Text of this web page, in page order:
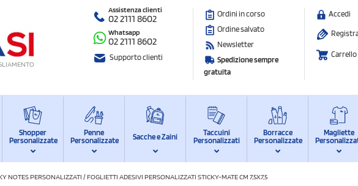
Assistenza clienti
02 2111 8602
Whatsapp
02 2111 8602
Supporto clienti
Ordini in corso
Ordine salvato
Newsletter
Spedizione sempre
gratuita
Accedi
Carrello
Shopper
Personalizzate
Penne
Personalizzate
Sacche e Zaini
Taccuini
Personalizzati
Borracce
Personalizzate
Magliette
NOTES PERSONALIZZATI /FOGLIETTI ADESIVI PERSONALIZZATI STICKY-MATE CM 7,5X7,5